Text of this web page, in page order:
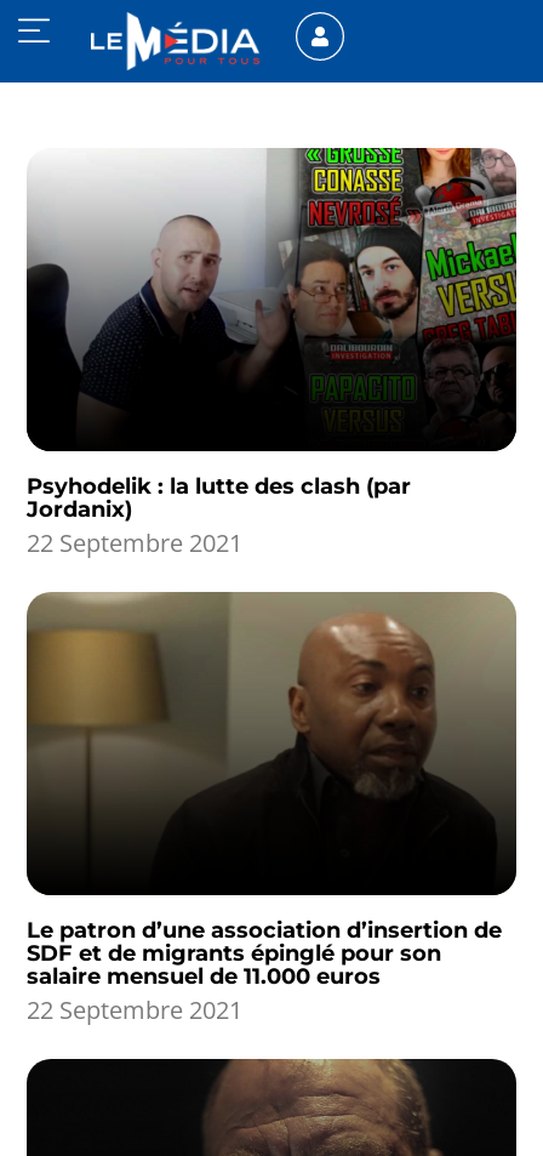
Psyhodelik : la lutte des clash (par
Jordanix)
22 Septembre 2021
Le patron d’une association d’insertion de
SDF et de migrants épinglé pour son
salaire mensuel de 11.000 euros
22 Septembre 2021